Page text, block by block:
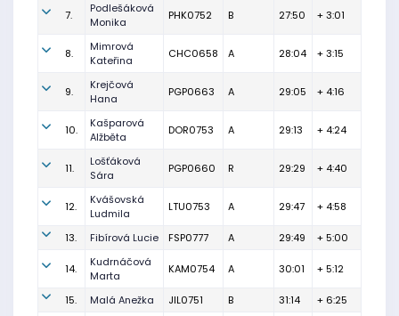
7.
Podlešáková
Monika
PHK0752 B 27:50 + 3:01
8.
Mimrová
Kateřina
CHC0658 A 28:04 + 3:15
9.
Krejčová
Hana
PGP0663 A 29:05 + 4:16
10.
Kašparová
Alžběta
DOR0753 A 29:13 + 4:24
11.
Lošťáková
Sára
PGP0660 R 29:29 + 4:40
12.
Kvášovská
Ludmila
LTU0753 A 29:47 + 4:58
13. Fibírová Lucie FSP0777 A 29:49 + 5:00
14.
Kudrnáčová
Marta
KAM0754 A 30:01 + 5:12
15. Malá Anežka JIL0751 B 31:14 + 6:25